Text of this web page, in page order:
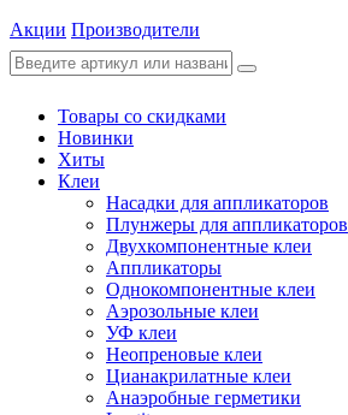
Акции Производители
Товары со скидками
Новинки
Хиты
Клеи
Насадки для аппликаторов
Плунжеры для аппликаторов
Двухкомпонентные клеи
Аппликаторы
Однокомпонентные клеи
Аэрозольные клеи
УФ клеи
Неопреновые клеи
Цианакрилатные клеи
Анаэробные герметики